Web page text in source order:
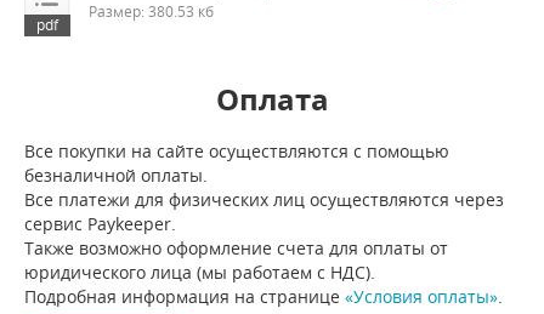
Размер: 380.53 кб
Оплата
Все покупки на сайте осуществляются с помощью
безналичной оплаты.
Все платежи для физических лиц осуществляются через
сервис Paykeeper.
Также возможно оформление счета для оплаты от
юридического лица (мы работаем с НДС).
Подробная информация на странице «Условия оплаты».